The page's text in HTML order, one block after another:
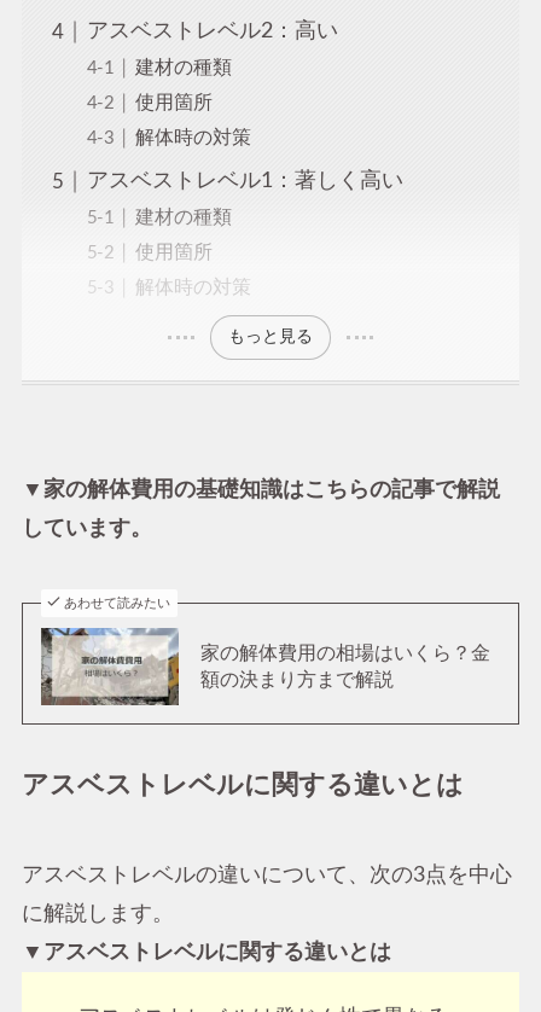
アスベストレベル2：高い
建材の種類
使用箇所
解体時の対策
アスベストレベル1：著しく高い
建材の種類
使用箇所
解体時の対策
もっと見る
▼家の解体費用の基礎知識はこちらの記事で解説
しています。
あわせて読みたい
家の解体費用の相場はいくら？金
額の決まり方まで解説
アスベストレベルに関する違いとは
アスベストレベルの違いについて、次の3点を中心
に解説します。
▼アスベストレベルに関する違いとは